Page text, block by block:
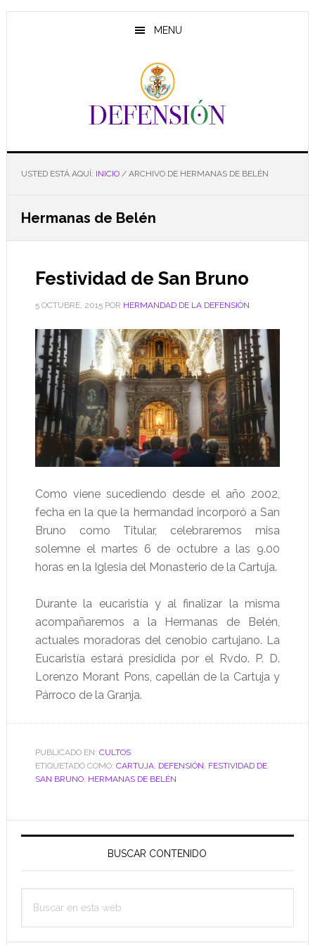
Saltar
Saltar
Saltar
MENU
USTED ESTÁ AQUÍ: INICIO /ARCHIVO DE HERMANAS DE BELÉN
Hermanas de Belén
Festividad de San Bruno
5 OCTUBRE, 2015POR HERMANDAD DE LA DEFENSIÓN
Como viene sucediendo desde el año 2002,
fecha en la que la hermandad incorporó a San
Bruno como Titular, celebraremos misa
solemne el martes 6 de octubre a las 9.00
horas en la Iglesia del Monasterio de la Cartuja.
Durante la eucaristía y al finalizar la misma
acompañaremos a la Hermanas de Belén,
actuales moradoras del cenobio cartujano. La
Eucaristía estará presidida por el Rvdo. P. D.
Lorenzo Morant Pons, capellán de la Cartuja y
Párroco de la Granja.
PUBLICADO EN: CULTOS
ETIQUETADO COMO: CARTUJA, DEFENSIÓN, FESTIVIDAD DE
SAN BRUNO, HERMANAS DE BELÉN
Barra
principal
BUSCAR CONTENIDO